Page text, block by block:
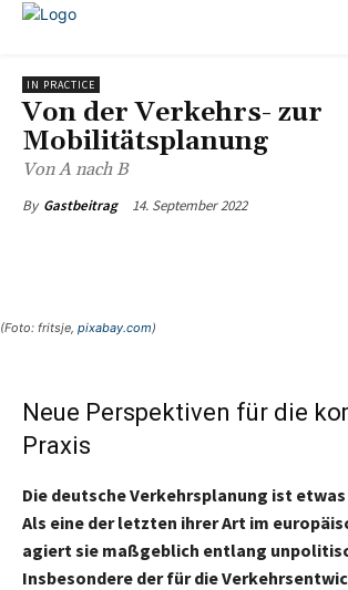
IN PRACTICE
Von der Verkehrs- zur
Mobilitätsplanung
Von A nach B
By Gastbeitrag 14. September 2022
(Foto: fritsje, pixabay.com)
Neue Perspektiven für die
Praxis
Die deutsche Verkehrsplanung ist
Als eine der letzten ihrer Art im
agiert sie maßgeblich entlang
Insbesondere der für die